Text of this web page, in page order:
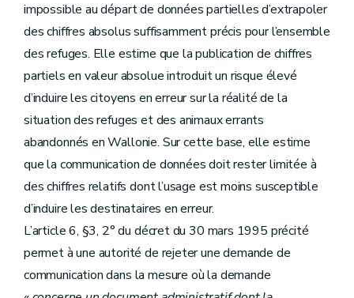
impossible au départ de données partielles d’extrapoler
des chiffres absolus suffisamment précis pour l’ensemble
des refuges. Elle estime que la publication de chiffres
partiels en valeur absolue introduit un risque élevé
d’induire les citoyens en erreur sur la réalité de la
situation des refuges et des animaux errants
abandonnés en Wallonie. Sur cette base, elle estime
que la communication de données doit rester limitée à
des chiffres relatifs dont l’usage est moins susceptible
d’induire les destinataires en erreur.
L’article 6, §3, 2° du décret du 30 mars 1995 précité
permet à une autorité de rejeter une demande de
communication dans la mesure où la demande